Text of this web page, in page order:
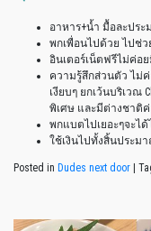
อาหาร+น้ำ มื้อละประ
พกเพื่อนไปด้วย ไปช่
อินเตอร์เน็ตฟรีไม่ค่อ
ความรู้สึกส่วนตัว ไม่
เงียบๆ ยกเว้นบริเวณ
พิเศษ และมีต่างชาติค่
พกแบตไปเยอะๆจะไ
ใช้เงินไปทั้งสิ้นประม
Posted in Dudes next door